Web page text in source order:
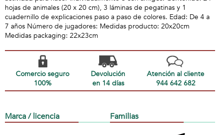
hojas de animales (20 x 20 cm), 3 láminas de pegatinas y 1
cuadernillo de explicaciones paso a paso de colores. Edad: De 4 a
7 años Número de jugadores: Medidas producto: 20x20cm
Medidas packaging: 22x23cm
Comercio seguro
100%
Devolución
en 14 días
Atención al cliente
944 642 682
Marca / licencia Familias